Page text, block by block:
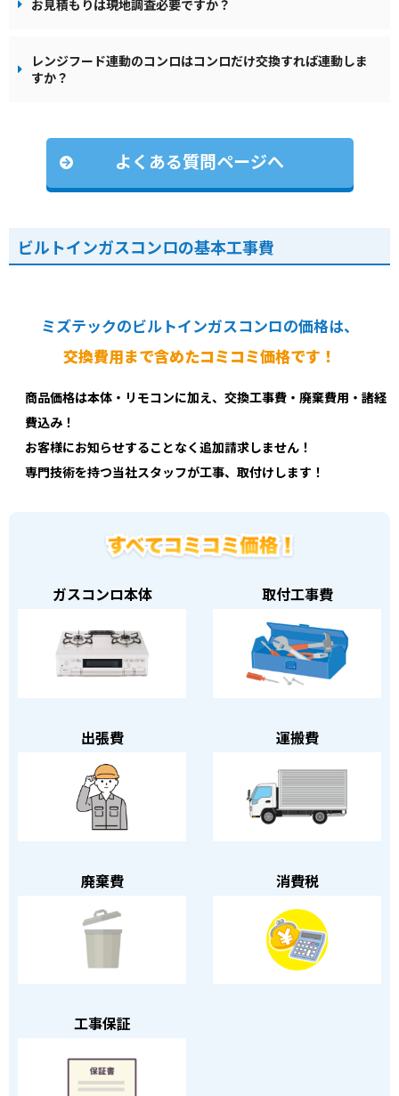
お見積もりは現地調査必要ですか？
レンジフード連動のコンロはコンロだけ交換すれば連動しま
すか？
よくある質問ページへ
ビルトインガスコンロの基本工事費
ミズテックのビルトインガスコンロの価格は、
交換費用まで含めたコミコミ価格です！
商品価格は本体・リモコンに加え、交換工事費・廃棄費用・諸経
費込み！
お客様にお知らせすることなく追加請求しません！
専門技術を持つ当社スタッフが工事、取付けします！
ガスコンロ本体 取付工事費
出張費 運搬費
廃棄費 消費税
工事保証